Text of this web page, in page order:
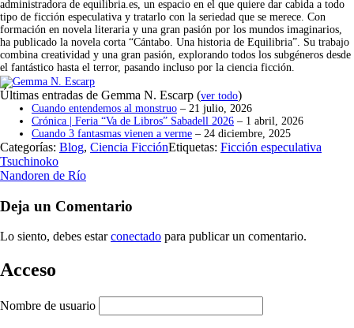
administradora de equilibria.es, un espacio en el que quiere dar cabida a todo
tipo de ficción especulativa y tratarlo con la seriedad que se merece. Con
formación en novela literaria y una gran pasión por los mundos imaginarios,
ha publicado la novela corta “Cántabo. Una historia de Equilibria”. Su trabajo
combina creatividad y una gran pasión, explorando todos los subgéneros desde
el fantástico hasta el terror, pasando incluso por la ciencia ficción.
Últimas entradas de Gemma N. Escarp (ver todo)
Cuando entendemos al monstruo – 21 julio, 2026
Crónica | Feria “Va de Libros” Sabadell 2026 – 1 abril, 2026
Cuando 3 fantasmas vienen a verme – 24 diciembre, 2025
Categorías: Blog, Ciencia FicciónEtiquetas: Ficción especulativa
Tsuchinoko
Nandoren de Río
Deja un Comentario
Lo siento, debes estarconectado para publicar un comentario.
Acceso
Nombre de usuario